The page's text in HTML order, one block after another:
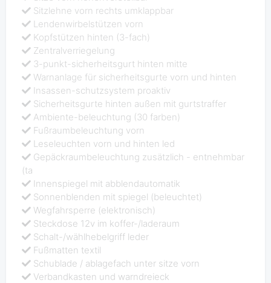
Sitzlehne vorn rechts umklappbar
Lendenwirbelstützen vorn
Kopfstützen hinten (3-fach)
Zentralverriegelung
3-punkt-sicherheitsgurt hinten mitte
Warnanlage für sicherheitsgurte vorn und hinten
Insassen-schutzsystem proaktiv
Sicherheitsgurte hinten außen mit gurtstraffer
Ambiente-beleuchtung (30 farben)
Fußraumbeleuchtung vorn
Leseleuchten vorn und hinten led
Gepäckraumbeleuchtung zusätzlich - entnehmbar
(ta
Innenspiegel mit abblendautomatik
Sonnenblenden mit spiegel (beleuchtet)
Wegfahrsperre (elektronisch)
Steckdose 12v im koffer-/laderaum
Schalt-/wählhebelgriff leder
Fußmatten textil
Schublade / ablagefach unter sitze vorn
Verbandkasten und warndreieck